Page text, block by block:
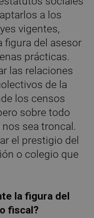
a los
vigentes,
figura del asesor
prácticas.
las relaciones
de la
los censos
sobre todo
sea troncal.
el prestigio del
o colegio que
la figura del
fiscal?